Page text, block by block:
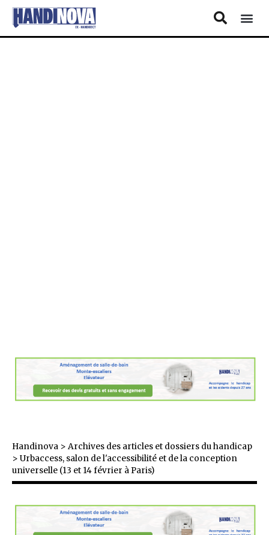
Handinova > Archives des articles et dossiers du handicap
> Urbaccess, salon de l'accessibilité et de la conception
universelle (13 et 14 février à Paris)